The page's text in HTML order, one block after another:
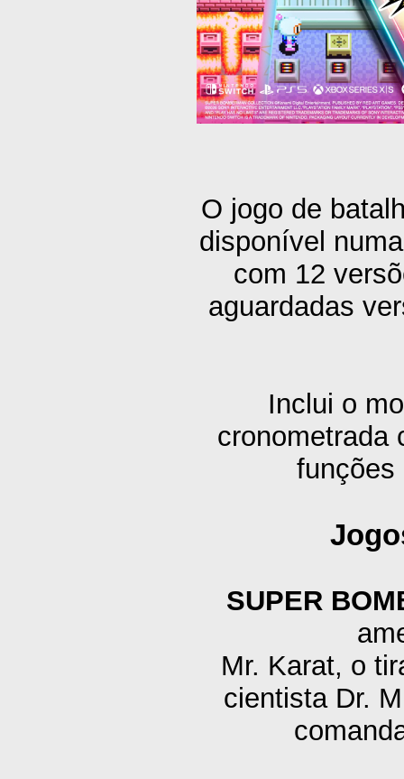
O jogo de
disponível
com 12
aguardadas
Inclui o
cronometrada
funções
SUPER
Mr. Karat, o
cientista Dr.